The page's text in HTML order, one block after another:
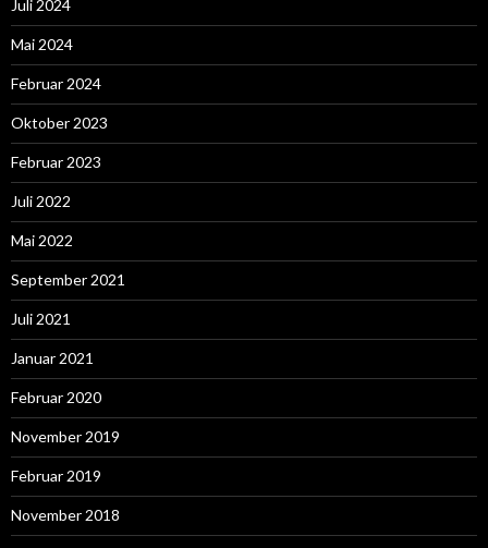
Juli 2024
Mai 2024
Februar 2024
Oktober 2023
Februar 2023
Juli 2022
Mai 2022
September 2021
Juli 2021
Januar 2021
Februar 2020
November 2019
Februar 2019
November 2018